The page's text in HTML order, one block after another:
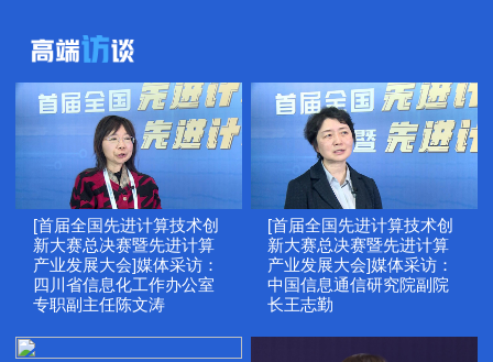
[首届全国先进计算技术创
新大赛总决赛暨先进计算
产业发展大会]媒体采访：
四川省信息化工作办公室
专职副主任陈文涛
[首届全国先进计算技术创
新大赛总决赛暨先进计算
产业发展大会]媒体采访：
中国信息通信研究院副院
长王志勤